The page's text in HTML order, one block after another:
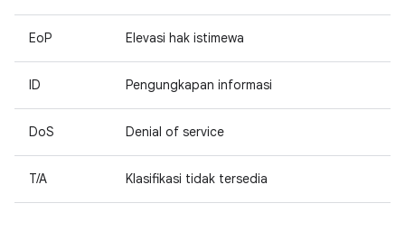
EoP Elevasi hak istimewa
ID Pengungkapan informasi
DoS Denial of service
T/A Klasifikasi tidak tersedia